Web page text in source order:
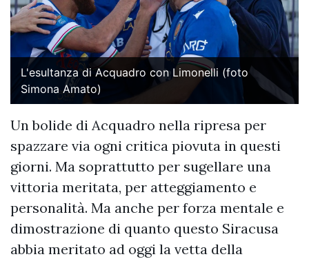
L'esultanza di Acquadro con Limonelli (foto
Simona Amato)
Un bolide di Acquadro nella ripresa per
spazzare via ogni critica piovuta in questi
giorni. Ma soprattutto per sugellare una
vittoria meritata, per atteggiamento e
personalità. Ma anche per forza mentale e
dimostrazione di quanto questo Siracusa
abbia meritato ad oggi la vetta della